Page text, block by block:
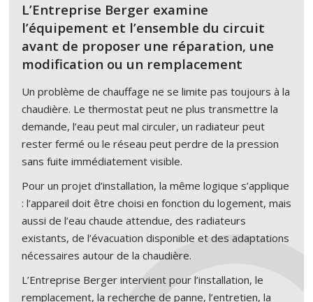
L’Entreprise Berger examine
l’équipement et l’ensemble du circuit
avant de proposer une réparation, une
modification ou un remplacement
Un problème de chauffage ne se limite pas toujours à la
chaudière. Le thermostat peut ne plus transmettre la
demande, l’eau peut mal circuler, un radiateur peut
rester fermé ou le réseau peut perdre de la pression
sans fuite immédiatement visible.
Pour un projet d’installation, la même logique s’applique
: l’appareil doit être choisi en fonction du logement, mais
aussi de l’eau chaude attendue, des radiateurs
existants, de l’évacuation disponible et des adaptations
nécessaires autour de la chaudière.
L’Entreprise Berger intervient pour l’installation, le
remplacement, la recherche de panne, l’entretien, la